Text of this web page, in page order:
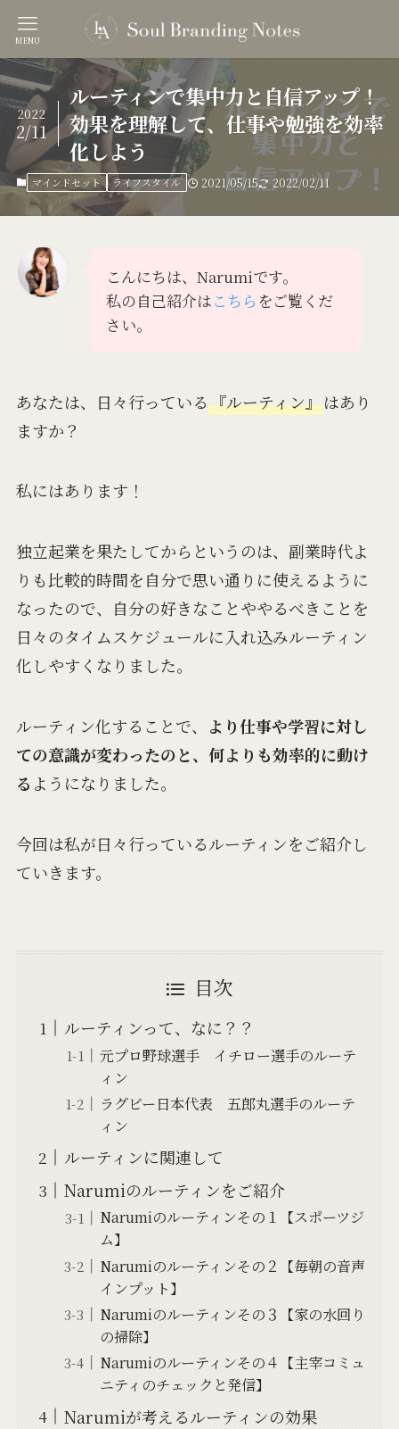
MENU
ルーティンで集中力と自信アップ！
効果を理解して、仕事や勉強を効率
化しよう
2022
2/11
マインドセット ライフスタイル 2021/05/15 2022/02/11
こんにちは、Narumiです。
私の自己紹介はこちら をご覧くだ
さい。
あなたは、日々行っている『ルーティン』はあり
ますか？
私にはあります！
独立起業を果たしてからというのは、副業時代よ
りも比較的時間を自分で思い通りに使えるように
なったので、自分の好きなことややるべきことを
日々のタイムスケジュールに入れ込みルーティン
化しやすくなりました。
ルーティン化することで、
より仕事や学習に対し
ての意識が変わったのと、何よりも効率的に動け
る ようになりました。
今回は私が日々行っているルーティンをご紹介し
ていきます。
目次
ルーティンって、なに？？
元プロ野球選手 イチロー選手のルーテ
ィン
ラグビー日本代表 五郎丸選手のルーテ
ィン
ルーティンに関連して
Narumiのルーティンをご紹介
Narumiのルーティンその１【スポーツジ
ム】
Narumiのルーティンその２【毎朝の音声
インプット】
Narumiのルーティンその３【家の水回り
の掃除】
Narumiのルーティンその４【主宰コミュ
ニティのチェックと発信】
Narumiが考えるルーティンの効果